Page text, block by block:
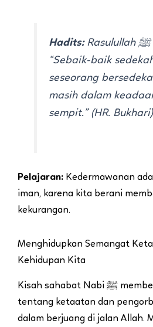
Hadits:Rasulullah ﷺ bersabda,
“Sebaik-baik
seseorang
masih dalam
sempit.” (HR. Bukhari)
Pelajaran: Kedermawanan
iman, karena kita berani
kekurangan.
Menghidupkan Semangat
Kehidupan Kita
Kisah sahabat Nabi ﷺ memberi kita teladan
tentang ketaatan dan
dalam berjuang di jalan Allah.